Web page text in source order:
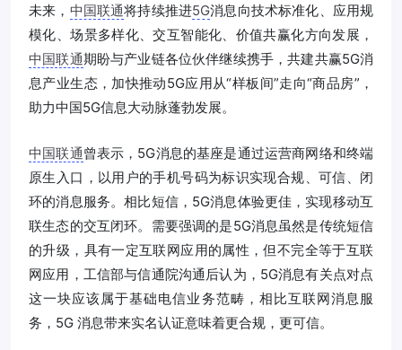
未来， 中国联通将持续推进5G消息向技术标准化、应用规
模化、场景多样化、交互智能化、价值共赢化方向发展，
中国联通期盼与产业链各位伙伴继续携手，共建共赢5G消
息产业生态，加快推动5G应用从“样板间”走向“商品房”，
助力中国5G信息大动脉蓬勃发展。
中国联通曾表示，5G消息的基座是通过运营商网络和终端
原生入口，以用户的手机号码为标识实现合规、可信、闭
环的消息服务。相比短信，5G消息体验更佳，实现移动互
联生态的交互闭环。需要强调的是5G消息虽然是传统短信
的升级，具有一定互联网应用的属性，但不完全等于互联
网应用，工信部与信通院沟通后认为，5G消息有关点对点
这一块应该属于基础电信业务范畴，相比互联网消息服
务，5G 消息带来实名认证意味着更合规，更可信。